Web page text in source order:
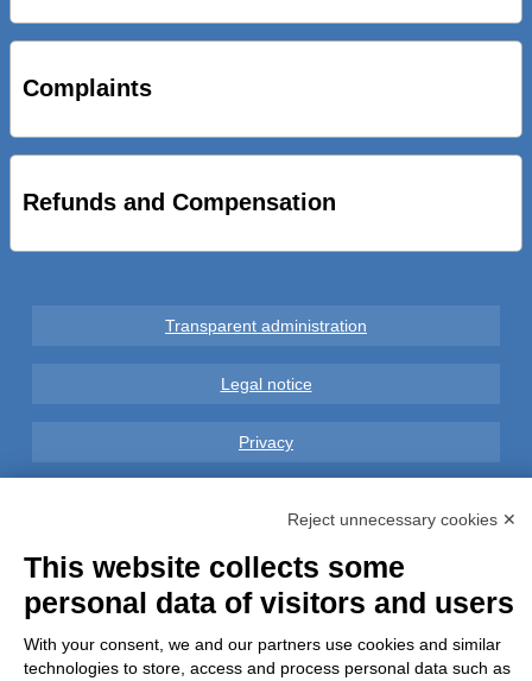
CICLOPEDONALE FAL CONSEGNA ALLA CITTA’ LE NOVE
OPERE DEL PROGETTO
AL VIA SERVIZIO DI BIKE SHARING A POTENZA CON
VAIMOO PER UTENTI FAL SCONTI SULL’UTILIZZO DELLE
Complaints
Refunds and Compensation
Transparent administration
Legal notice
Privacy
Complaints
Refunds and Indemnities
Contacts
Reject unnecessary cookies ✕
This website collects some
personal data of visitors and users
With your consent, we and our partners use cookies and similar
technologies to store, access and process personal data such as